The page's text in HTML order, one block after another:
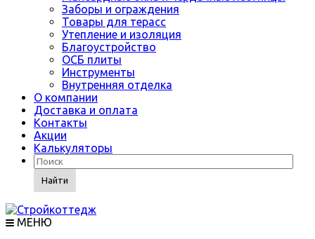
Заборы и ограждения
Товары для терасс
Утепление и изоляция
Благоустройство
ОСБ плиты
Инструменты
Внутренняя отделка
О компании
Доставка и оплата
Контакты
Акции
Калькуляторы
Найти
МЕНЮ